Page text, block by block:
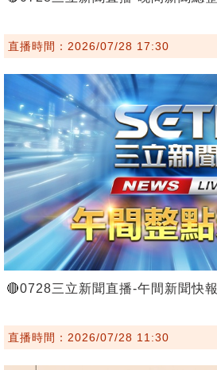
直播時間：2026/07/28 17:30
🔴0728三立新聞直播-午間新聞快報
直播時間：2026/07/28 11:30